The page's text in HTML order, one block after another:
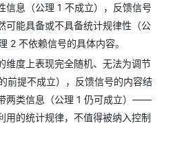
信息（公理 1 不成立），反馈信号
可能具备或不具备统计规律性（公
不依赖信号的具体内容。
维度上表现完全随机、无法为调节
前提不成立），反馈信号的内容结
两类信息（公理 1 仍可成立）——
用的统计规律，不值得被纳入控制